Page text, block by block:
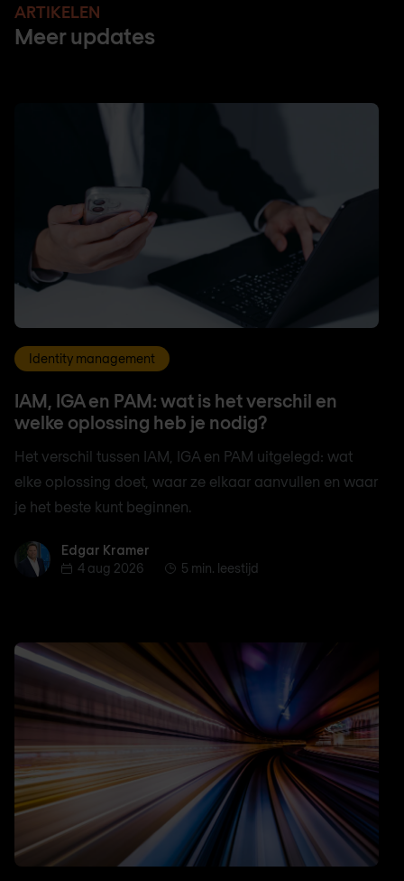
ARTIKELEN
Meer updates
Identity management
IAM, IGA en PAM: wat is het verschil en
welke oplossing heb je nodig?
Het verschil tussen IAM, IGA en PAM uitgelegd: wat
elke oplossing doet, waar ze elkaar aanvullen en waar
je het beste kunt beginnen.
Edgar KramerEdgar Kramer
4 aug 2026
5 min. leestijd